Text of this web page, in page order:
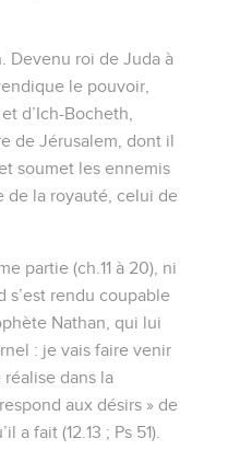
Devenu roi de Juda à
le pouvoir,
d’Ich-Bocheth,
de Jérusalem, dont il
soumet les ennemis
de la royauté, celui de
partie (ch.11 à 20), ni
s’est rendu coupable
Nathan, qui lui
: je vais faire venir
réalise dans la
aux désirs » de
a fait (12.13 ; Ps 51).